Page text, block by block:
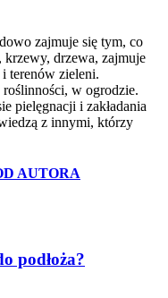
zajmuje się tym, co
drzewa, zajmuje
terenów zieleni.
roślinności, w ogrodzie.
pielęgnacji i zakładania
z innymi, którzy
AUTORA
podłoża?